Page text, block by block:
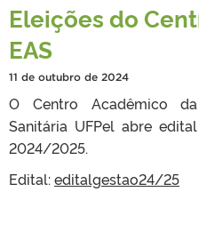
Eleições do
EAS
11 de outubro de 2024
O Centro Acadêmico
Sanitária UFPel abre
2024/2025.
Edital:editalgestao24/25